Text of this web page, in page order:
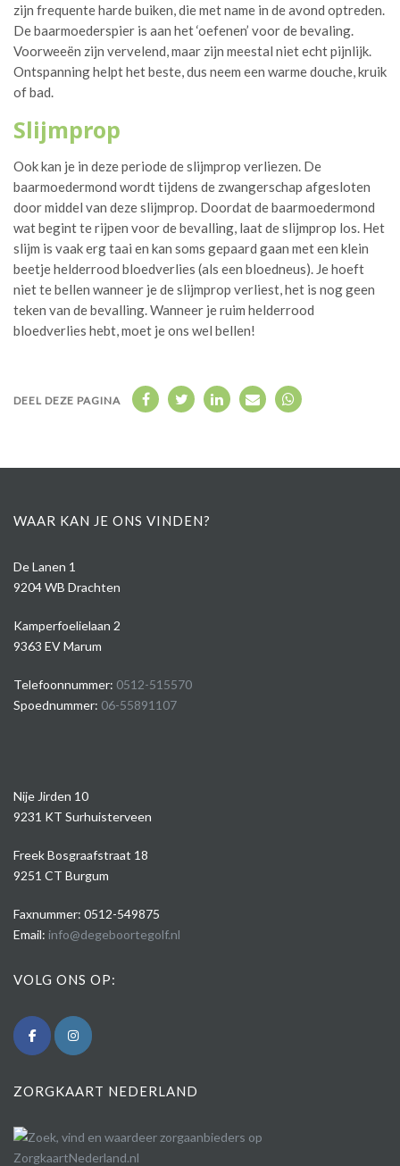
zijn frequente harde buiken, die met name in de avond optreden.
De baarmoederspier is aan het ‘oefenen’ voor de bevaling.
Voorweeën zijn vervelend, maar zijn meestal niet echt pijnlijk.
Ontspanning helpt het beste, dus neem een warme douche, kruik
of bad.
Slijmprop
Ook kan je in deze periode de slijmprop verliezen. De
baarmoedermond wordt tijdens de zwangerschap afgesloten
door middel van deze slijmprop. Doordat de baarmoedermond
wat begint te rijpen voor de bevalling, laat de slijmprop los. Het
slijm is vaak erg taai en kan soms gepaard gaan met een klein
beetje helderrood bloedverlies (als een bloedneus). Je hoeft
niet te bellen wanneer je de slijmprop verliest, het is nog geen
teken van de bevalling. Wanneer je ruim helderrood
bloedverlies hebt, moet je ons wel bellen!
DEEL DEZE PAGINA
WAAR KAN JE ONS VINDEN?
De Lanen 1
9204 WB Drachten
Kamperfoelielaan 2
9363 EV Marum
Telefoonnummer: 0512-515570
Spoednummer: 06-55891107
Nije Jirden 10
9231 KT Surhuisterveen
Freek Bosgraafstraat 18
9251 CT Burgum
Faxnummer: 0512-549875
Email: info@degeboortegolf.nl
VOLG ONS OP:
ZORGKAART NEDERLAND